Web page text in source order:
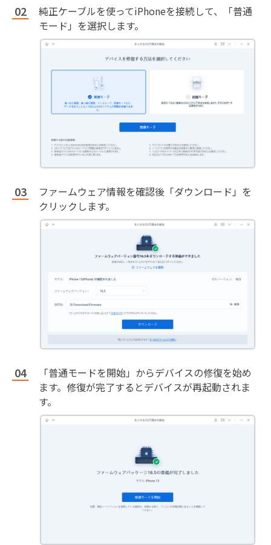
純正ケーブルを使ってiPhoneを接続して、「普通
モード」を選択します。
ファームウェア情報を確認後「ダウンロード」を
クリックします。
「普通モードを開始」からデバイスの修復を始め
ます。修復が完了するとデバイスが再起動されま
す。